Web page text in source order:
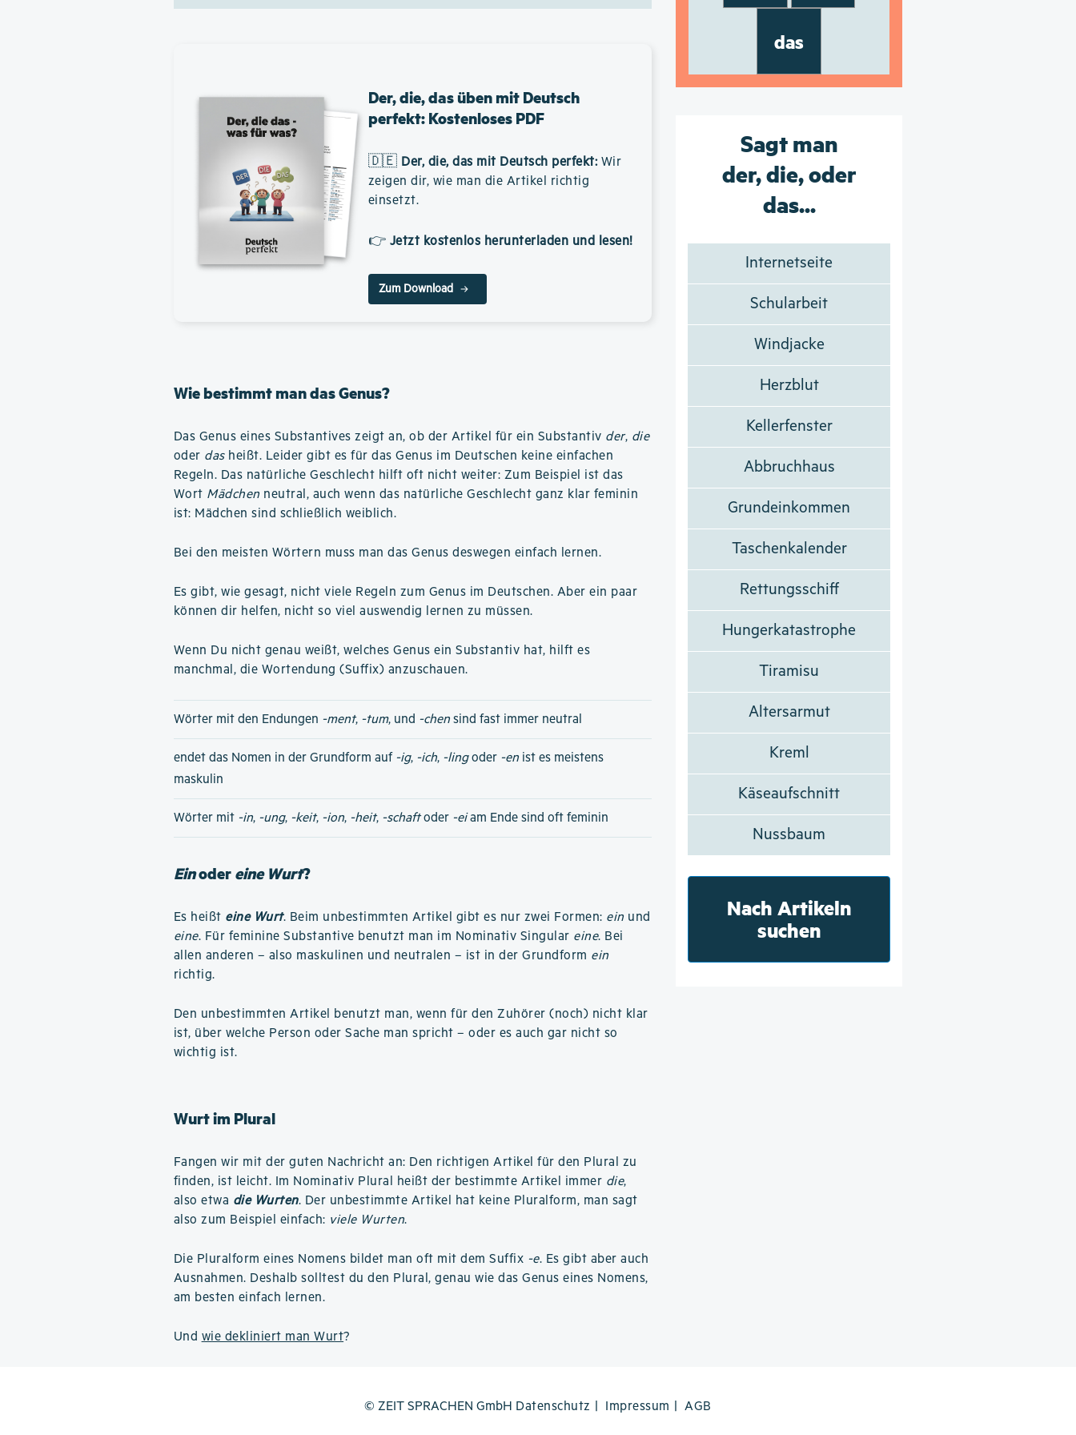
Der, die, das üben mit Deutsch
perfekt: Kostenloses PDF
🇩🇪 Der, die, das mit Deutsch perfekt: Wir
zeigen dir, wie man die Artikel richtig
einsetzt.
👉 Jetzt kostenlos herunterladen und lesen!
Zum Download
Wie bestimmt man das Genus?
Das Genus eines Substantives zeigt an, ob der Artikel für ein Substantiv der, die
oder dasheißt. Leider gibt es für das Genus im Deutschen keine einfachen
Regeln. Das natürliche Geschlecht hilft oft nicht weiter: Zum Beispiel ist das
Wort Mädchen neutral, auch wenn das natürliche Geschlecht ganz klar feminin
ist: Mädchen sind schließlich weiblich.
Bei den meisten Wörtern muss man das Genus deswegen einfach lernen.
Es gibt, wie gesagt, nicht viele Regeln zum Genus im Deutschen. Aber ein paar
können dir helfen, nicht so viel auswendig lernen zu müssen.
Wenn Du nicht genau weißt, welches Genus ein Substantiv hat, hilft es
manchmal, die Wortendung (Suffix) anzuschauen.
Wörter mit den Endungen -ment, -tum, und -chensind fast immer neutral
endet das Nomen in der Grundform auf -ig, -ich, -lingoder -enist es meistens
maskulin
Wörter mit -in, -ung, -keit, -ion, -heit, -schaftoder -eiam Ende sind oft feminin
Einodereine Wurt?
Es heißt eine Wurt. Beim unbestimmten Artikel gibt es nur zwei Formen: ein und
eine. Für feminine Substantive benutzt man im Nominativ Singular eine. Bei
allen anderen – also maskulinen und neutralen – ist in der Grundform ein
richtig.
Den unbestimmten Artikel benutzt man, wenn für den Zuhörer (noch) nicht klar
ist, über welche Person oder Sache man spricht – oder es auch gar nicht so
wichtig ist.
Wurt im Plural
Fangen wir mit der guten Nachricht an: Den richtigen Artikel für den Plural zu
finden, ist leicht. Im Nominativ Plural heißt der bestimmte Artikel immer die,
also etwa die Wurten. Der unbestimmte Artikel hat keine Pluralform, man sagt
also zum Beispiel einfach: viele Wurten.
Die Pluralform eines Nomens bildet man oft mit dem Suffix -e. Es gibt aber auch
Ausnahmen. Deshalb solltest du den Plural, genau wie das Genus eines Nomens,
am besten einfach lernen.
Und wie dekliniert man Wurt?
das
Sagt man
der, die, oder
das...
Internetseite
Schularbeit
Windjacke
Herzblut
Kellerfenster
Abbruchhaus
Grundeinkommen
Taschenkalender
Rettungsschiff
Hungerkatastrophe
Tiramisu
Altersarmut
Kreml
Käseaufschnitt
Nussbaum
Nach Artikeln
suchen
© ZEIT SPRACHEN GmbH Datenschutz Impressum AGB